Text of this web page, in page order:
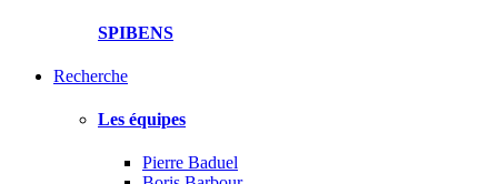
SPIBENS
Recherche
Les équipes
Pierre Baduel